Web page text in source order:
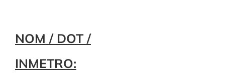
NOM / DOT /
INMETRO: